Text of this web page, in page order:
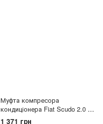
Муфта компресора
кондиціонера Fiat Scudo 2.0 D
07-/Ford Transit connect 1.8
1 371 грн